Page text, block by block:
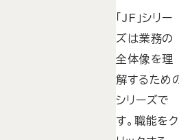
「JF」シリー
ズは業務の
全体像を理
解するため
シリーズで
す。職能をク